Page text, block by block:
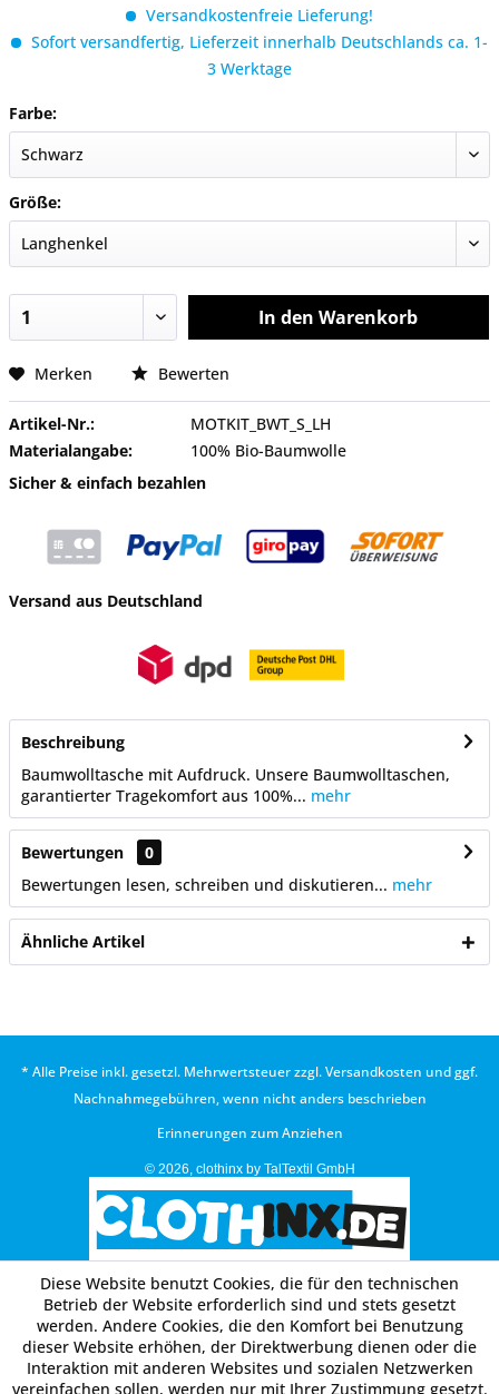
Versandkostenfreie Lieferung!
Sofort versandfertig, Lieferzeit innerhalb Deutschlands ca. 1-
3 Werktage
Farbe:
Größe:
In den Warenkorb
Merken Bewerten
Artikel-Nr.:
MOTKIT_BWT_S_LH
Materialangabe:
100% Bio-Baumwolle
Sicher & einfach bezahlen
Versand aus Deutschland
Beschreibung
Baumwolltasche mit Aufdruck. Unsere Baumwolltaschen,
garantierter Tragekomfort aus 100%... mehr
Bewertungen
0
Bewertungen lesen, schreiben und diskutieren... mehr
Ähnliche Artikel
* Alle Preise inkl. gesetzl. Mehrwertsteuer zzgl.Versandkosten und ggf.
Nachnahmegebühren, wenn nicht anders beschrieben
Erinnerungen zum Anziehen
© 2026, clothinx by TalTextil GmbH
Diese Website benutzt Cookies, die für den technischen
Betrieb der Website erforderlich sind und stets gesetzt
werden. Andere Cookies, die den Komfort bei Benutzung
dieser Website erhöhen, der Direktwerbung dienen oder die
Interaktion mit anderen Websites und sozialen Netzwerken
vereinfachen sollen, werden nur mit Ihrer Zustimmung gesetzt.